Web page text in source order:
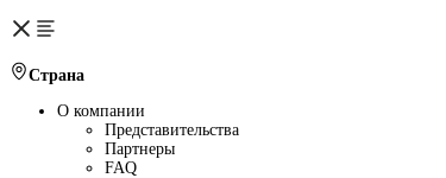
Страна
О компании
Представительства
Партнеры
FAQ